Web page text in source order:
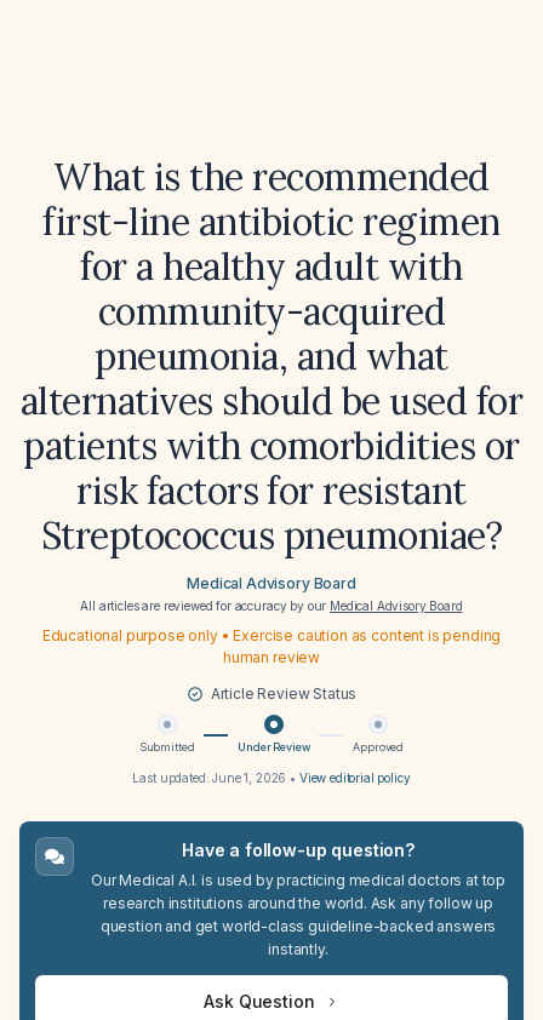
What is the recommended
first-line antibiotic regimen
for a healthy adult with
community-acquired
pneumonia, and what
alternatives should be used for
patients with comorbidities or
risk factors for resistant
Streptococcus pneumoniae?
Medical Advisory Board
All articles are reviewed for accuracy by our Medical Advisory Board
Educational purpose only • Exercise caution as content is pending
human review
Article Review Status
Submitted Under Review Approved
Last updated:June 1, 2026 • View editorial policy
Have a follow-up question?
Our Medical A.I. is used by practicing medical doctors at top
research institutions around the world. Ask any follow up
question and get world-class guideline-backed answers
instantly.
Ask Question